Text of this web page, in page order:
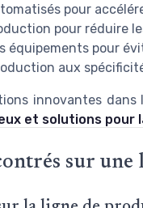
pour
pour réduire
équipements pour
aux
innovantes
et solutions pour
sur